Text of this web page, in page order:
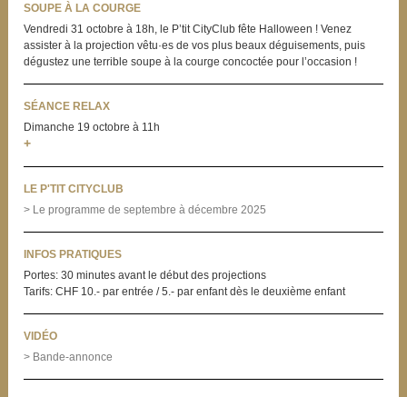
SOUPE À LA COURGE
Vendredi 31 octobre à 18h, le P’tit CityClub fête Halloween ! Venez
assister à la projection vêtu·es de vos plus beaux déguisements, puis
dégustez une terrible soupe à la courge concoctée pour l’occasion !
SÉANCE RELAX
Dimanche 19 octobre à 11h
+
LE P'TIT CITYCLUB
> Le programme de septembre à décembre 2025
INFOS PRATIQUES
Portes: 30 minutes avant le début des projections
Tarifs: CHF 10.- par entrée / 5.- par enfant dès le deuxième enfant
VIDÉO
> Bande-annonce